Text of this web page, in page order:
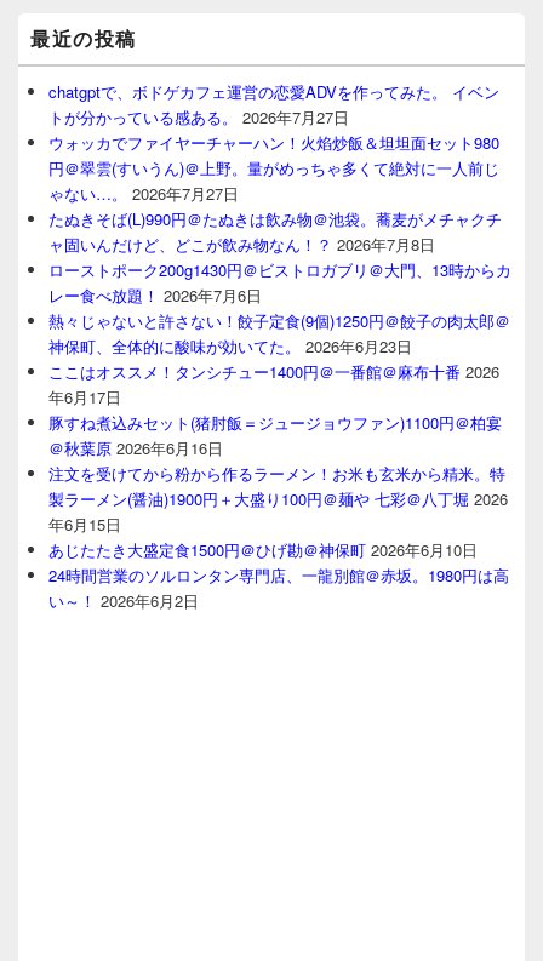
最近の投稿
chatgptで、ボドゲカフェ運営の恋愛ADVを作ってみた。 イベン
トが分かっている感ある。
2026年7月27日
ウォッカでファイヤーチャーハン！火焰炒飯＆坦坦面セット980
円＠翠雲(すいうん)＠上野。量がめっちゃ多くて絶対に一人前じ
ゃない…。
2026年7月27日
たぬきそば(L)990円＠たぬきは飲み物＠池袋。蕎麦がメチャクチ
ャ固いんだけど、どこが飲み物なん！？ 2026年7月8日
ローストポーク200g1430円＠ビストロガブリ＠大門、13時からカ
レー食べ放題！ 2026年7月6日
熱々じゃないと許さない！餃子定食(9個)1250円＠餃子の肉太郎＠
神保町、全体的に酸味が効いてた。
2026年6月23日
ここはオススメ！タンシチュー1400円＠一番館＠麻布十番 2026
年6月17日
豚すね煮込みセット(猪肘飯＝ジュージョウファン)1100円＠柏宴
＠秋葉原 2026年6月16日
注文を受けてから粉から作るラーメン！お米も玄米から精米。特
製ラーメン(醤油)1900円＋大盛り100円＠麺や 七彩＠八丁堀 2026
年6月15日
あじたたき大盛定食1500円＠ひげ勘＠神保町 2026年6月10日
24時間営業のソルロンタン専門店、一龍別館＠赤坂。1980円は高
い～！ 2026年6月2日